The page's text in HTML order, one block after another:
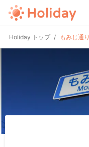
Holiday トップ もみじ通り